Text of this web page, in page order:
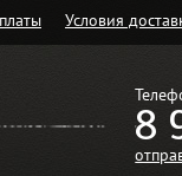
Условия
8